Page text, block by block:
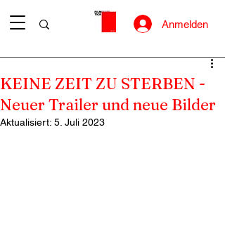
Anmelden
KEINE ZEIT ZU STERBEN -
Neuer Trailer und neue Bilder
Aktualisiert: 5. Juli 2023